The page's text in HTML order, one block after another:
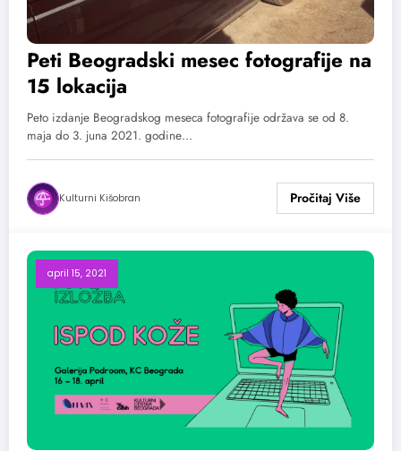
Peti Beogradski mesec fotografije na
15 lokacija
Peto izdanje Beogradskog meseca fotografije održava se od 8.
maja do 3. juna 2021. godine…
Kulturni Kišobran
april 15, 2021